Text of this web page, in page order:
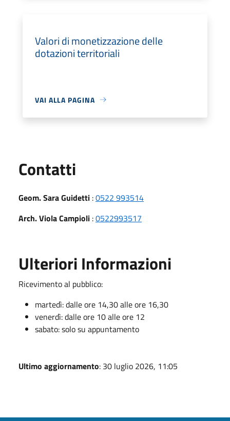
Valori di monetizzazione delle
dotazioni territoriali
VAI ALLA PAGINA
Contatti
Geom. Sara Guidetti :0522 993514
Arch. Viola Campioli :0522993517
Ulteriori Informazioni
Ricevimento al pubblico:
martedì: dalle ore 14,30 alle ore 16,30
venerdì: dalle ore 10 alle ore 12
sabato: solo su appuntamento
Ultimo aggiornamento: 30 luglio 2026, 11:05